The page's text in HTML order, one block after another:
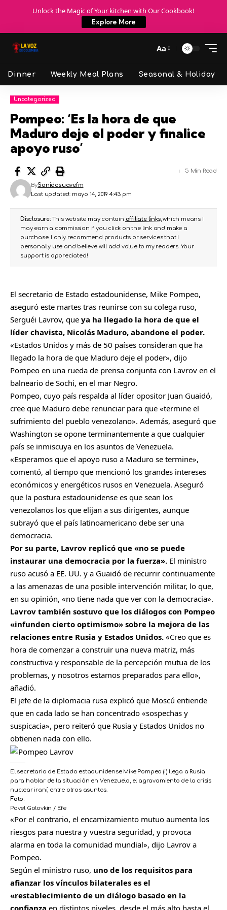
Unlock the Magic of Your kitchen with Our Cookbook!
Explore More
Aa
Dinner Weekly Meal Plans Seasonal & Holiday
Uncategorized
Pompeo: ‘Es la hora de que
Maduro deje el poder y finalice
apoyo ruso’
Last updated: mayo 14, 2019 4:43 pm
BySonidosuavefm
5 Min Read
Disclosure:This website may contain affiliate links, which means I
may earn a commission if you click on the link and make a
purchase. I only recommend products or services that I
personally use and believe will add value to my readers. Your
support is appreciated!
El secretario de Estado estadounidense, Mike Pompeo,
aseguró este martes tras reunirse con su colega ruso,
Serguéi Lavrov, que ya ha llegado la hora de que el
líder chavista, Nicolás Maduro, abandone el poder.
«Estados Unidos y más de 50 países consideran que ha
llegado la hora de que Maduro deje el poder», dijo
Pompeo en una rueda de prensa conjunta con Lavrov en el
balneario de Sochi, en el mar Negro.
Pompeo, cuyo país respalda al líder opositor Juan Guaidó,
cree que Maduro debe renunciar para que «termine el
sufrimiento del pueblo venezolano». Además, aseguró que
Washington se opone terminantemente a que cualquier
país se inmiscuya en los asuntos de Venezuela.
«Esperamos que el apoyo ruso a Maduro se termine»,
comentó, al tiempo que mencionó los grandes intereses
económicos y energéticos rusos en Venezuela. Aseguró
que la postura estadounidense es que sean los
venezolanos los que elijan a sus dirigentes, aunque
subrayó que el país latinoamericano debe ser una
democracia.
Por su parte, Lavrov replicó que «no se puede
instaurar una democracia por la fuerza». El ministro
ruso acusó a EE. UU. y a Guaidó de recurrir continuamente
a las amenazas de una posible intervención militar, lo que,
en su opinión, «no tiene nada que ver con la democracia».
Lavrov también sostuvo que los diálogos con Pompeo
«infunden cierto optimismo» sobre la mejora de las
relaciones entre Rusia y Estados Unidos. «Creo que es
hora de comenzar a construir una nueva matriz, más
constructiva y responsable de la percepción mutua de los
problemas, y nosotros estamos preparados para ello»,
añadió.
El jefe de la diplomacia rusa explicó que Moscú entiende
que en cada lado se han concentrado «sospechas y
suspicacia», pero reiteró que Rusia y Estados Unidos no
obtienen nada con ello.
El secretario de Estado estaounidense Mike Pompeo (i.) llega a Rusia
para hablar de la situación en Venezuela, el agravamiento de la crisis
nuclear iraní, entre otros asuntos.
Foto:
Pavel Golovkin / Efe
«Por el contrario, el encarnizamiento mutuo aumenta los
riesgos para nuestra y vuestra seguridad, y provoca
alarma en toda la comunidad mundial», dijo Lavrov a
Pompeo.
Según el ministro ruso, uno de los requisitos para
afianzar los vínculos bilaterales es el
«restablecimiento de un diálogo basado en la